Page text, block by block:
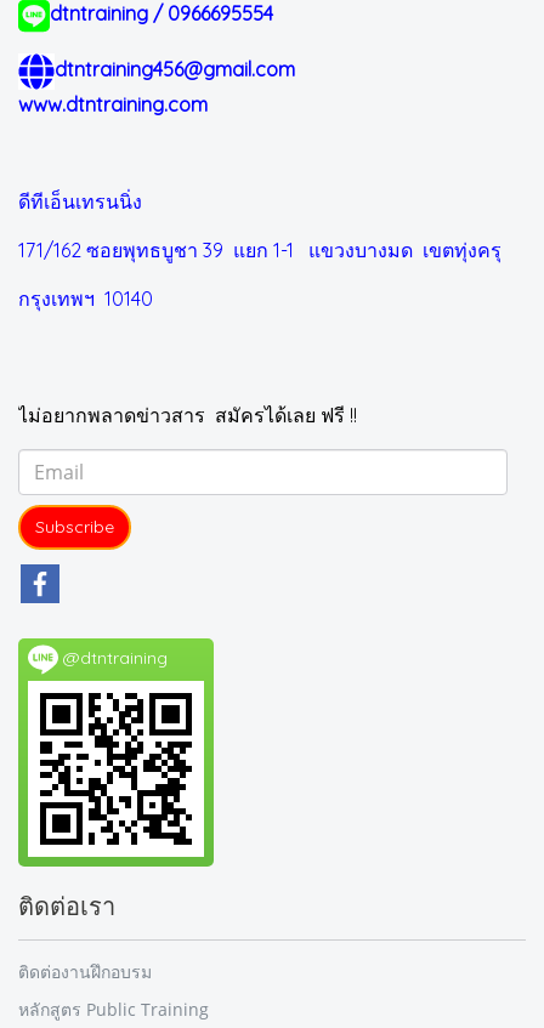
dtntraining / 0966695554
dtntraining456@gmail.com
www.dtntraining.com
ดีทีเอ็นเทรนนิ่ง
171/162 ซอยพุทธบูชา 39 แยก 1-1 แขวงบางมด เขตทุ่งครุ
กรุงเทพฯ 10140
ไม่อยากพลาดข่าวสาร สมัครได้เลย ฟรี !!
Subscribe
@dtntraining
ติดต่อเรา
ติดต่องานฝึกอบรม
หลักสูตร Public Training